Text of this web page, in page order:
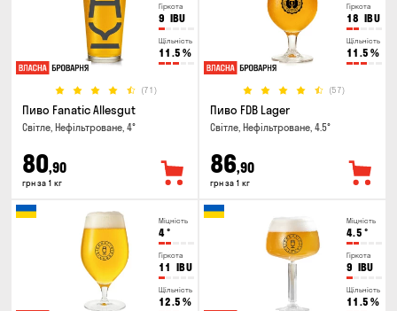
Гіркота
9 IBU
Щільність
11.5 %
(71)
Пиво Fanatic Allesgut
Світле, Нефільтроване, 4°
80,90
грн за 1 кг
Гіркота
18 IBU
Щільність
11.5 %
(57)
Пиво FDB Lager
Світле, Нефільтроване, 4.5°
86,90
грн за 1 кг
Міцність
4°
Гіркота
11 IBU
Щільність
12.5 %
Міцність
4.5 °
Гіркота
9 IBU
Щільність
11.5 %